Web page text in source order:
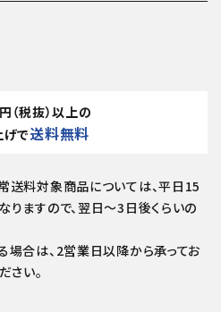
円（税抜）以上の
で送料無料
送料対象商品については、平日15
ますので、翌日～3日後くらいの
場合は、2営業日以降から承ってお
さい。